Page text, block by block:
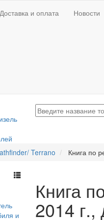
Доставка и оплата Новости
Terrano Книга по
и
Книга
2014 г.,